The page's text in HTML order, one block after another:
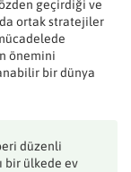
geçirdiği ve
ortak stratejiler
önemini
bir dünya
düzenli
bir ülkede ev